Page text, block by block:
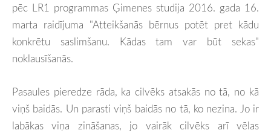
pēc LR1 programmas Ģimenes studija 2016. gada 16.
marta raidījuma "Atteikšanās bērnus potēt pret kādu
konkrētu saslimšanu. Kādas tam var būt sekas"
noklausīšanās.
Pasaules pieredze rāda, ka cilvēks atsakās no tā, no kā
viņš baidās. Un parasti viņš baidās no tā, ko nezina. Jo ir
labākas viņa zināšanas, jo vairāk cilvēks arī vēlas